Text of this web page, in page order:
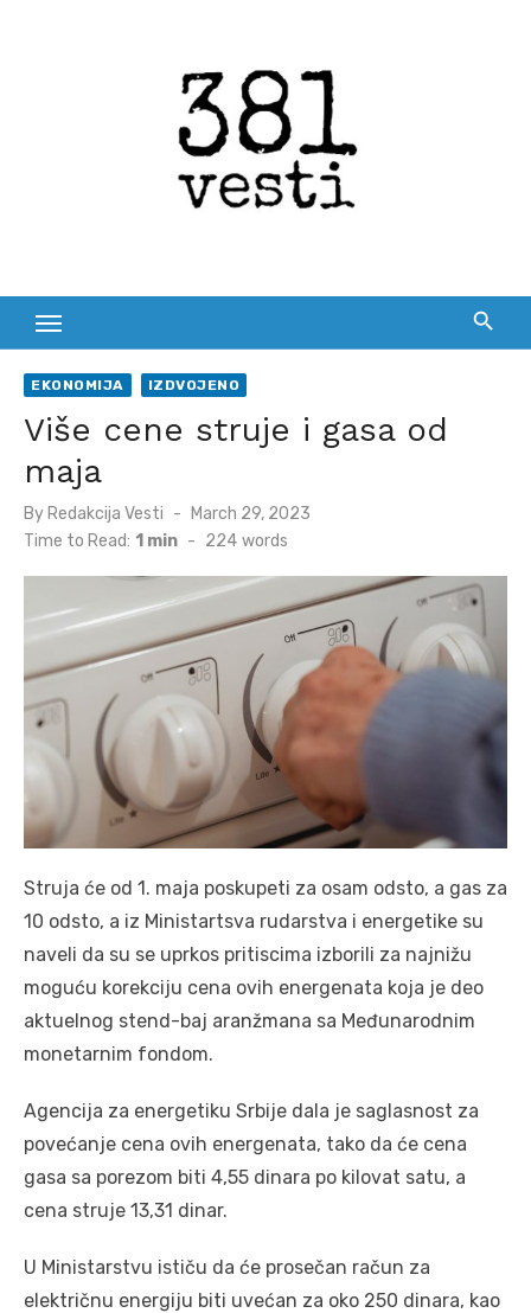
EKONOMIJA IZDVOJENO
Više cene struje i gasa od
maja
By Redakcija Vesti
Posted
on
March 29, 2023
Time to Read: 1 min - 224 words
Struja će od 1. maja poskupeti za osam odsto, a gas za
10 odsto, a iz Ministartsva rudarstva i energetike su
naveli da su se uprkos pritiscima izborili za najnižu
moguću korekciju cena ovih energenata koja je deo
aktuelnog stend-baj aranžmana sa Međunarodnim
monetarnim fondom.
Agencija za energetiku Srbije dala je saglasnost za
povećanje cena ovih energenata, tako da će cena
gasa sa porezom biti 4,55 dinara po kilovat satu, a
cena struje 13,31 dinar.
U Ministarstvu ističu da će prosečan račun za
električnu energiju biti uvećan za oko 250 dinara, kao